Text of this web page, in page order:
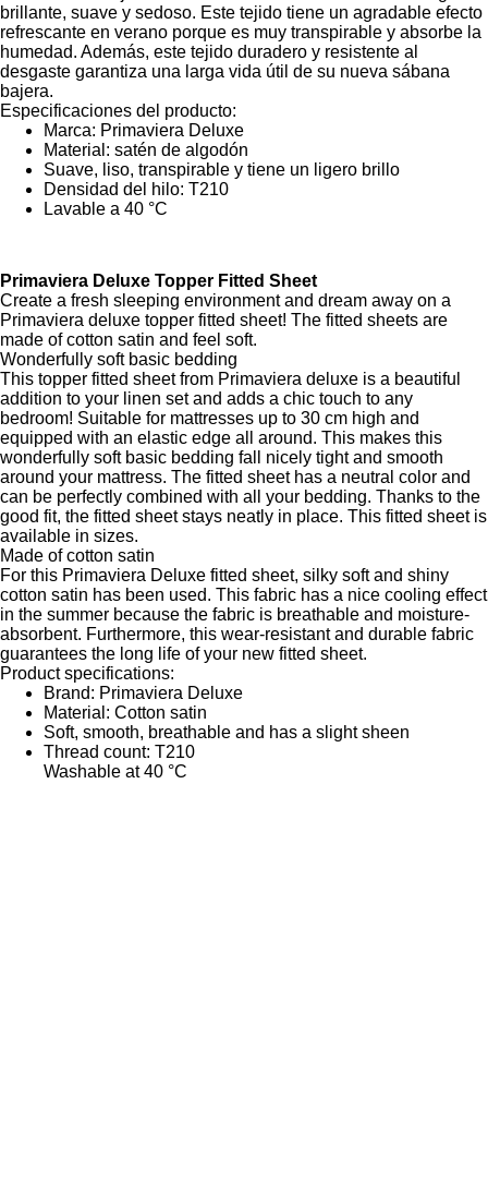
brillante, suave y sedoso. Este tejido tiene un agradable efecto
refrescante en verano porque es muy transpirable y absorbe la
humedad. Además, este tejido duradero y resistente al
desgaste garantiza una larga vida útil de su nueva sábana
bajera.
Especificaciones del producto:
Marca: Primaviera Deluxe
Material: satén de algodón
Suave, liso, transpirable y tiene un ligero brillo
Densidad del hilo: T210
Lavable a 40 °C
Primaviera Deluxe Topper Fitted Sheet
Create a fresh sleeping environment and dream away on a
Primaviera deluxe topper fitted sheet! The fitted sheets are
made of cotton satin and feel soft.
Wonderfully soft basic bedding
This topper fitted sheet from Primaviera deluxe is a beautiful
addition to your linen set and adds a chic touch to any
bedroom! Suitable for mattresses up to 30 cm high and
equipped with an elastic edge all around. This makes this
wonderfully soft basic bedding fall nicely tight and smooth
around your mattress. The fitted sheet has a neutral color and
can be perfectly combined with all your bedding. Thanks to the
good fit, the fitted sheet stays neatly in place. This fitted sheet is
available in sizes.
Made of cotton satin
For this Primaviera Deluxe fitted sheet, silky soft and shiny
cotton satin has been used. This fabric has a nice cooling effect
in the summer because the fabric is breathable and moisture-
absorbent. Furthermore, this wear-resistant and durable fabric
guarantees the long life of your new fitted sheet.
Product specifications:
Brand: Primaviera Deluxe
Material: Cotton satin
Soft, smooth, breathable and has a slight sheen
Thread count: T210
Washable at 40 °C